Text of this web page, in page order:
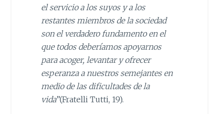
el servicio a los suyos y a los
restantes miembros de la sociedad
son el verdadero fundamento en el
que todos deberíamos apoyarnos
para acoger, levantar y ofrecer
esperanza a nuestros semejantes en
medio de las dificultades de la
vida”(Fratelli Tutti, 19).